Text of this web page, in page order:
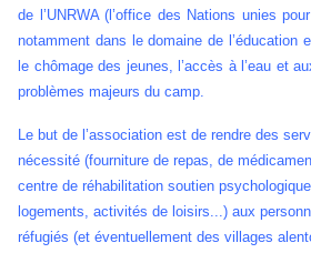
de l’UNRWA (l’office des Nations unies
notamment dans le domaine de l’éducation
le chômage des jeunes, l’accès à l’eau et
problèmes majeurs du camp.
Le but de l’association est de rendre des
nécessité (fourniture de repas, de
centre de réhabilitation soutien
logements, activités de loisirs...) aux
réfugiés (et éventuellement des villages